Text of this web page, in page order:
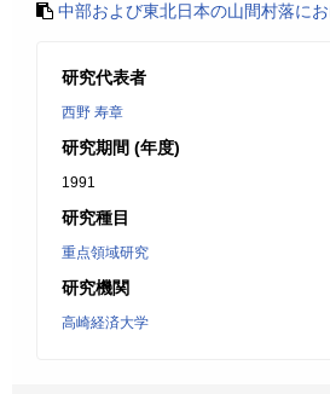
中部および東北日本の山間村落に
研究代表者
西野 寿章
研究期間 (年度)
1991
研究種目
重点領域研究
研究機関
高崎経済大学